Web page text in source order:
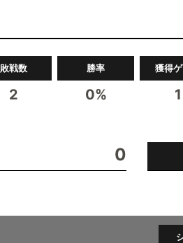
敗戦数
2
勝率
0%
獲得
1
0